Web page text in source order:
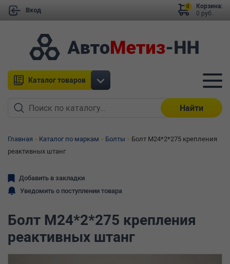
Вход
Корзина:
0 руб.
0
Каталог товаров
Найти
Главная Каталог по маркам Болты
Болт М24*2*275 крепления
реактивных штанг
Добавить в закладки
Уведомить о поступлении товара
Болт М24*2*275 крепления
реактивных штанг